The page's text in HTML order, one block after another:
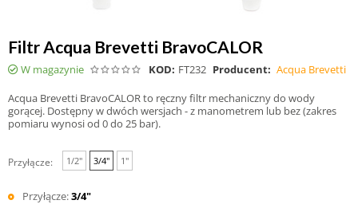
Filtr Acqua Brevetti BravoCALOR
W magazynie KOD: FT232 Producent: Acqua Brevetti
Acqua Brevetti BravoCALOR to ręczny filtr mechaniczny do wody
gorącej. Dostępny w dwóch wersjach - z manometrem lub bez (zakres
pomiaru wynosi od 0 do 25 bar).
Przyłącze: 1/2" 3/4" 1"
Przyłącze:3/4"